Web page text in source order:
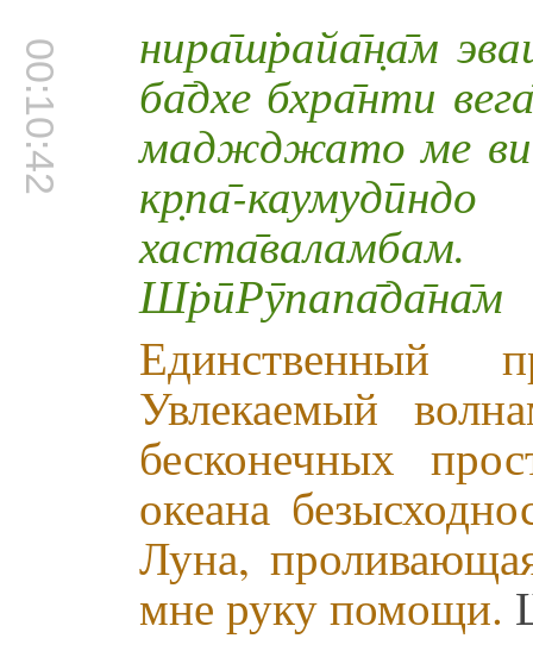
00:10:42 нира̄ш̇райа̄н̣а̄м
ба̄дхе бхра̄нти
маджджато ме
кр̣па̄-
хаста̄валамбам.
Ш̇рӣРӯпапа̄да̄на̄м
Единственный
Увлекаемый
бесконечных
океана
Луна,
мне руку помощи.